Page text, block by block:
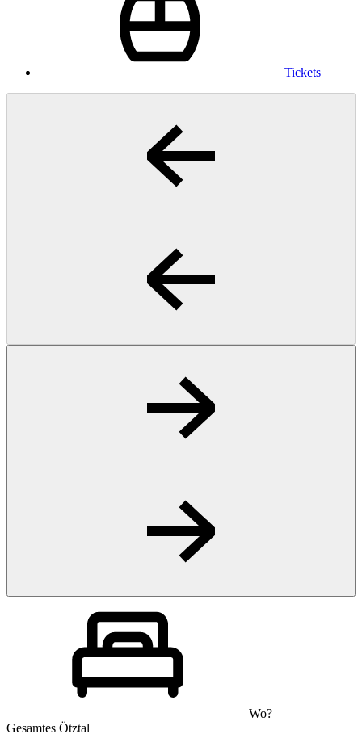
Tickets
Wo?
Gesamtes Ötztal